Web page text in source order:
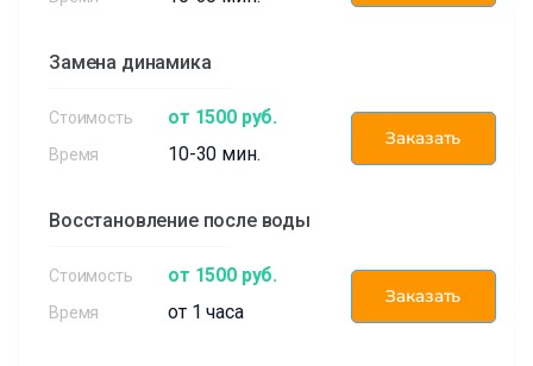
Замена динамика
от 1500 руб.
10-30 мин.
Заказать
Восстановление после воды
от 1500 руб.
от 1 часа
Заказать